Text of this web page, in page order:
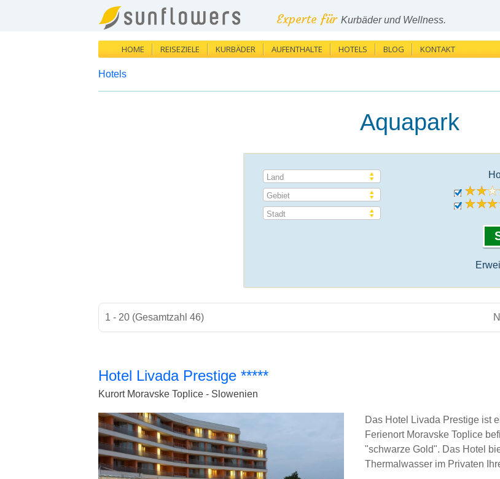
Experte für Kurbäder und Wellness.
HOME REISEZIELE KURBÄDER AUFENTHALTE HOTELS BLOG KONTAKT
Hotels
Aquapark
Land
Gebiet
Stadt
1 - 20 (Gesamtzahl 46)
Hotel Livada Prestige *****
Kurort Moravske Toplice - Slowenien
Das Hotel Livada Prestige ist
Ferienort Moravske Toplice
"schwarze Gold". Das Hotel
Thermalwasser im Privaten